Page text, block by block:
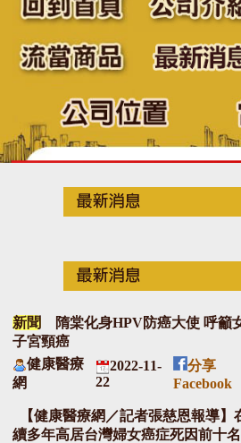
新聞
隋棠化身HPV防癌大使 呼籲
子宮頸癌
健康醫療
網
2022-11-
22
分享
Facebook
【健康醫療網／記者張慈恩報導】
續多年高居台灣婦女癌症死因前十